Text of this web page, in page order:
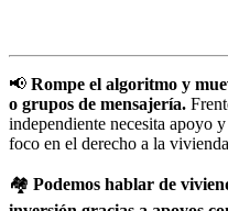
📢 Rompe el algoritmo y
o grupos de mensajería.
independiente necesita apoyo
foco en el derecho a la
🏘️ Podemos hablar de